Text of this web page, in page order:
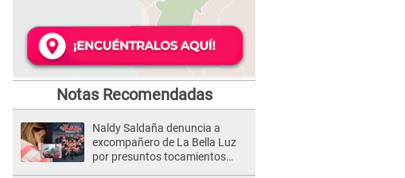
Notas Recomendadas
Naldy Saldaña denuncia a
excompañero de La Bella Luz
por presuntos tocamientos